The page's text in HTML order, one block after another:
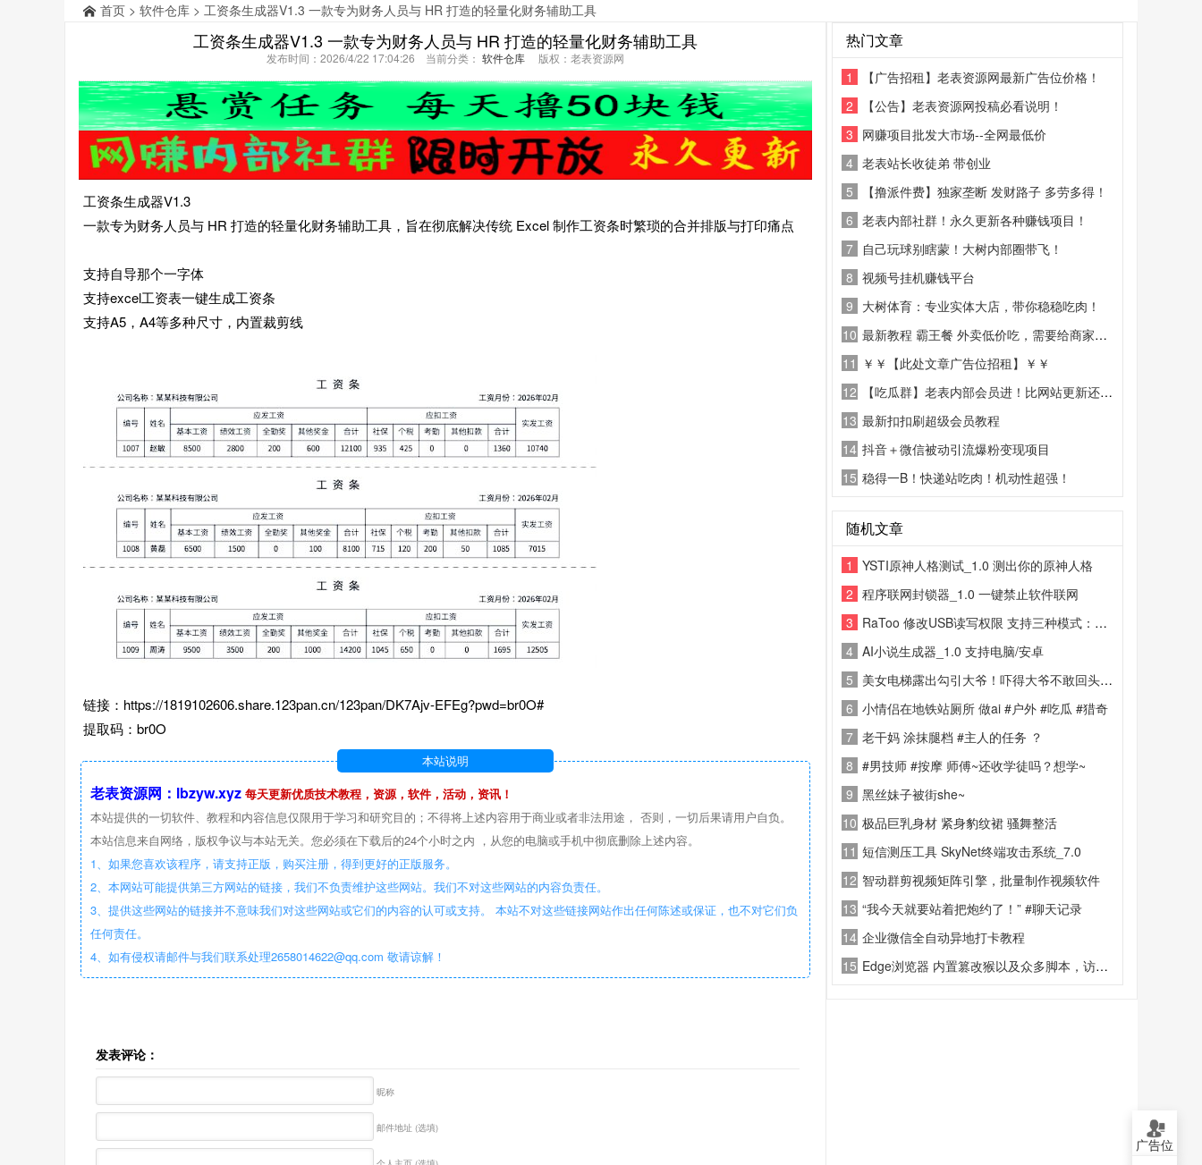
首页 > 软件仓库 > 工资条生成器V1.3 一款专为财务人员与 HR 打造的轻量化财务辅助工具
工资条生成器V1.3 一款专为财务人员与 HR 打造的轻量化财务辅助工具
发布时间：2026/4/22 17:04:26 当前分类： 软件仓库 版权：老表资源网
工资条生成器V1.3
一款专为财务人员与 HR 打造的轻量化财务辅助工具，旨在彻底解决传统 Excel 制作工资条时繁琐的合并排版与打印痛点
支持自导那个一字体
支持excel工资表一键生成工资条
支持A5，A4等多种尺寸，内置裁剪线
链接：https://1819102606.share.123pan.cn/123pan/DK7Ajv-EFEg?pwd=br0O#
提取码：br0O
本站说明
老表资源网：lbzyw.xyz 每天更新优质技术教程，资源，软件，活动，资讯！
本站提供的一切软件、教程和内容信息仅限用于学习和研究目的；不得将上述内容用于商业或者非法用途， 否则，一切后果请用户自负。
本站信息来自网络，版权争议与本站无关。您必须在下载后的24个小时之内 ，从您的电脑或手机中彻底删除上述内容。
1、如果您喜欢该程序，请支持正版，购买注册，得到更好的正版服务。
2、本网站可能提供第三方网站的链接，我们不负责维护这些网站。我们不对这些网站的内容负责任。
3、提供这些网站的链接并不意味我们对这些网站或它们的内容的认可或支持。 本站不对这些链接网站作出任何陈述或保证，也不对它们负
任何责任。
4、如有侵权请邮件与我们联系处理2658014622@qq.com 敬请谅解！
发表评论：
昵称
邮件地址 (选填)
热门文章
1
【广告招租】老表资源网最新广告位价格！
2
【公告】老表资源网投稿必看说明！
3 网赚项目批发大市场--全网最低价
4 老表站长收徒弟 带创业
5
【撸派件费】独家垄断 发财路子 多劳多得！
6 老表内部社群！永久更新各种赚钱项目！
7 自己玩球别瞎蒙！大树内部圈带飞！
8 视频号挂机赚钱平台
9 大树体育：专业实体大店，带你稳稳吃肉！
10 最新教程 霸王餐 外卖低价吃，需要给商家好评
11 ￥￥【此处文章广告位招租】￥￥
12
【吃瓜群】老表内部会员进！比网站更新还精彩！
13 最新扣扣刷超级会员教程
14 抖音＋微信被动引流爆粉变现项目
15 稳得一B！快递站吃肉！机动性超强！
随机文章
1
YSTI原神人格测试_1.0 测出你的原神人格
2 程序联网封锁器_1.0 一键禁止软件联网
3 RaToo 修改USB读写权限 支持三种模式：读写 / 只读 / 完全禁用
4 AI小说生成器_1.0 支持电脑/安卓
5 美女电梯露出勾引大爷！吓得大爷不敢回头！ #吃瓜 #骚13
6 小情侣在地铁站厕所 做ai #户外 #吃瓜 #猎奇
7 老干妈 涂抹腿档 #主人的任务 ？
8 #男技师 #按摩 师傅~还收学徒吗？想学~
9 黑丝妹子被街she~
10 极品巨乳身材 紧身豹纹裙 骚舞整活
11 短信测压工具 SkyNet终端攻击系统_7.0
12 智动群剪视频矩阵引擎，批量制作视频软件
13 “我今天就要站着把炮约了！” #聊天记录
14 企业微信全自动异地打卡教程
15 Edge浏览器 内置篡改猴以及众多脚本，访问各种网站无限制
广告位